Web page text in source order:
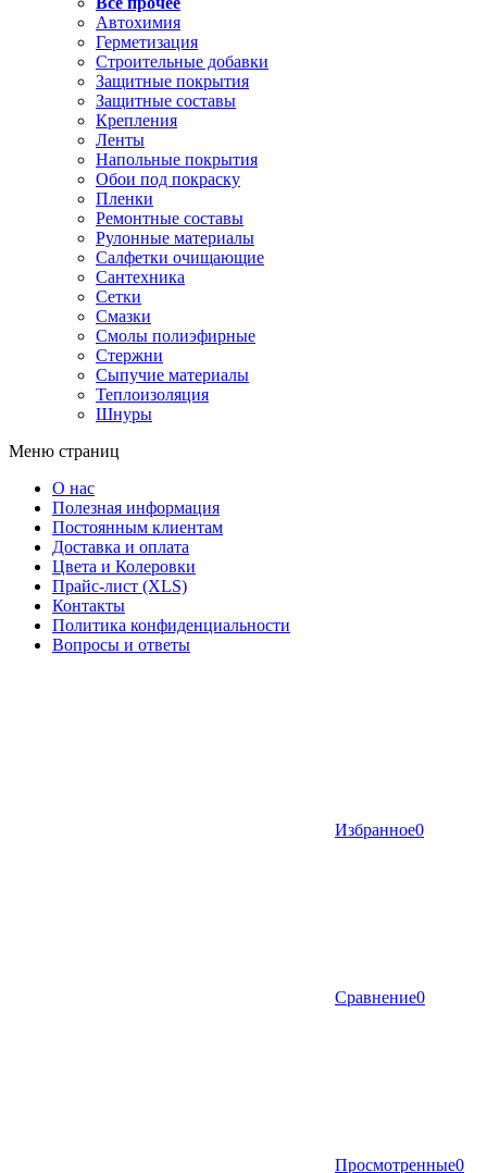
Автохимия
Герметизация
Строительные добавки
Защитные покрытия
Защитные составы
Крепления
Ленты
Напольные покрытия
Обои под покраску
Пленки
Ремонтные составы
Рулонные материалы
Салфетки очищающие
Сантехника
Сетки
Смазки
Смолы полиэфирные
Стержни
Сыпучие материалы
Теплоизоляция
Шнуры
Меню страниц
О нас
Полезная информация
Постоянным клиентам
Доставка и оплата
Цвета и Колеровки
Прайс-лист (XLS)
Контакты
Политика конфиденциальности
Вопросы и ответы
Избранное0
Сравнение0
Просмотренные0